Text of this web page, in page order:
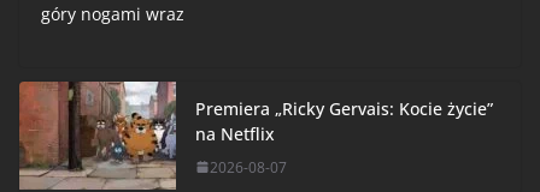
góry nogami wraz
Premiera „Ricky Gervais: Kocie życie”
na Netflix
2026-08-07